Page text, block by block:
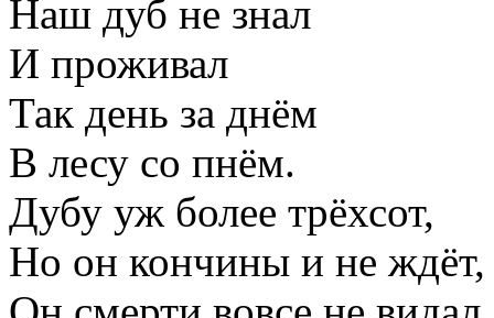
Наш дуб не знал
И проживал
Так день за днём
В лесу со пнём.
Дубу уж более трёхсот,
Но он кончины и не ждёт,